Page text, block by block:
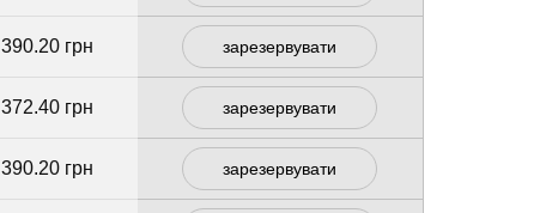
390.20 грн зарезервувати
372.40 грн зарезервувати
390.20 грн зарезервувати